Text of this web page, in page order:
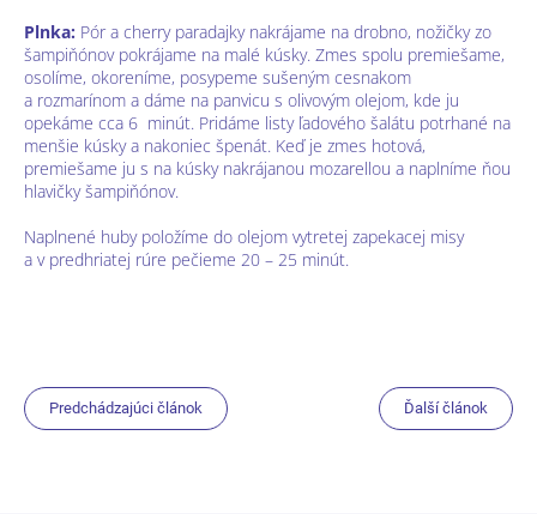
Plnka: Pór a cherry paradajky nakrájame na drobno, nožičky zo
šampiňónov pokrájame na malé kúsky. Zmes spolu premiešame,
osolíme, okoreníme, posypeme sušeným cesnakom
a rozmarínom a dáme na panvicu s olivovým olejom, kde ju
opekáme cca 6 minút. Pridáme listy ľadového šalátu potrhané na
menšie kúsky a nakoniec špenát. Keď je zmes hotová,
premiešame ju s na kúsky nakrájanou mozarellou a naplníme ňou
hlavičky šampiňónov.
Naplnené huby položíme do olejom vytretej zapekacej misy
a v predhriatej rúre pečieme 20 – 25 minút.
Predchádzajúci článok Ďalší článok